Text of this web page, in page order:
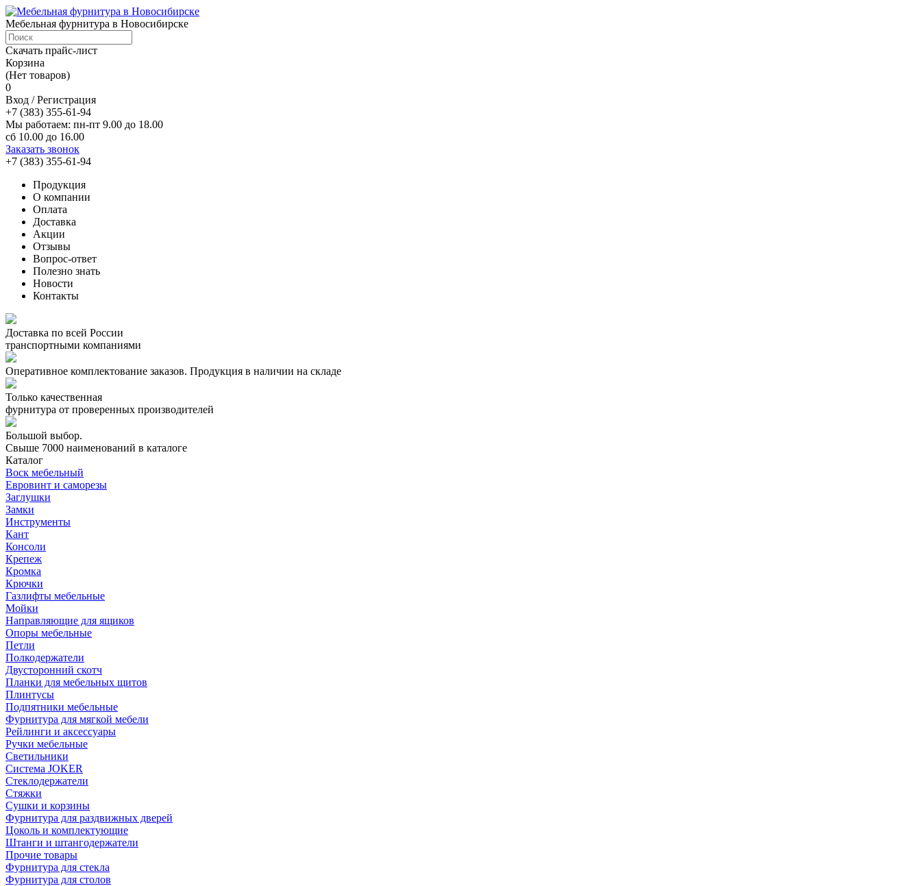
Мебельная фурнитура в Новосибирске
Скачать прайс-лист
Корзина
(Нет товаров)
0
Вход / Регистрация
+7 (383) 355-61-94
Мы работаем: пн-пт 9.00 до 18.00
сб 10.00 до 16.00
Заказать звонок
+7 (383) 355-61-94
Продукция
О компании
Оплата
Доставка
Акции
Отзывы
Вопрос-ответ
Полезно знать
Новости
Контакты
Доставка по всей России
транспортными компаниями
Оперативное комплектование заказов. Продукция в наличии на складе
Только качественная
фурнитура от проверенных производителей
Большой выбор.
Свыше 7000 наименований в каталоге
Каталог
Воск мебельный
Евровинт и саморезы
Заглушки
Замки
Инструменты
Кант
Консоли
Крепеж
Кромка
Крючки
Газлифты мебельные
Мойки
Направляющие для ящиков
Опоры мебельные
Петли
Полкодержатели
Двусторонний скотч
Планки для мебельных щитов
Плинтусы
Подпятники мебельные
Фурнитура для мягкой мебели
Рейлинги и аксессуары
Ручки мебельные
Светильники
Система JOKER
Стеклодержатели
Стяжки
Сушки и корзины
Фурнитура для раздвижных дверей
Цоколь и комплектующие
Штанги и штангодержатели
Прочие товары
Фурнитура для стекла
Фурнитура для столов